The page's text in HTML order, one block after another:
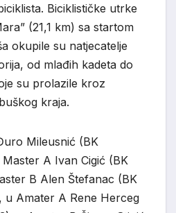
Biciklističke utrke
(21,1 km) sa startom
okupile su natjecatelje
od mlađih kadeta do
su prolazile kroz
kraja.
Mileusnić (BK
A Ivan Cigić (BK
B Alen Štefanac (BK
u Amater A Rene Herceg